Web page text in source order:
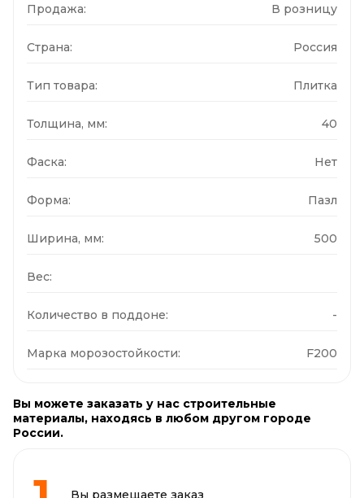
Продажа: В розницу
Страна: Россия
Тип товара: Плитка
Толщина, мм: 40
Фаска: Нет
Форма: Пазл
Ширина, мм: 500
Вес:
Количество в поддоне: -
Марка морозостойкости: F200
Вы можете заказать у нас строительные
материалы, находясь в любом другом городе
России.
Вы размещаете заказ